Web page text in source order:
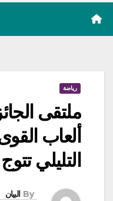
رياضة
ملتقى
ألعاب
التليلي
By البيان